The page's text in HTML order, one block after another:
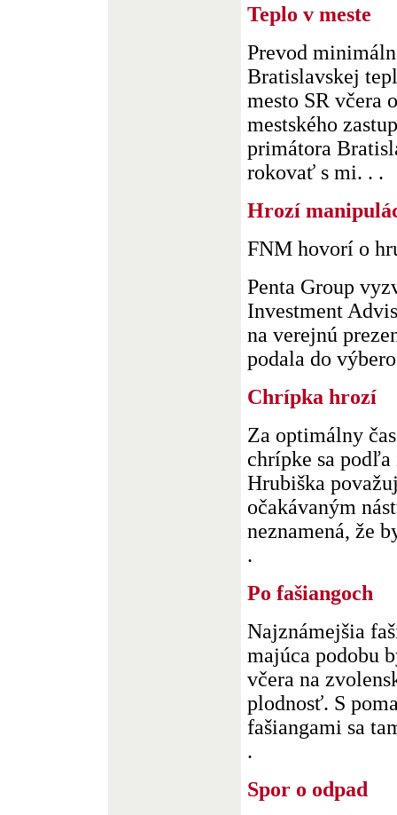
Teplo v meste
Prevod
Bratislavskej
mesto SR včera
mestského
primátora
rokovať s mi. . .
Hrozí
FNM hovorí o
Penta Group
Investment
na verejnú
podala do
Chrípka hrozí
Za optimálny
chrípke sa
Hrubiška
očakávaným
neznamená, že
.
Po fašiangoch
Najznámejšia
majúca podobu
včera na
plodnosť. S
fašiangami sa
.
Spor o odpad